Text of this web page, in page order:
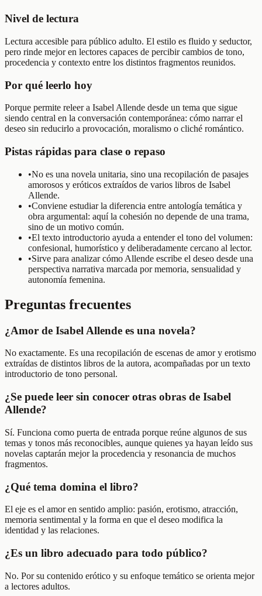
Nivel de lectura
Lectura accesible para público adulto. El estilo es fluido y seductor,
pero rinde mejor en lectores capaces de percibir cambios de tono,
procedencia y contexto entre los distintos fragmentos reunidos.
Por qué leerlo hoy
Porque permite releer a Isabel Allende desde un tema que sigue
siendo central en la conversación contemporánea: cómo narrar el
deseo sin reducirlo a provocación, moralismo o cliché romántico.
Pistas rápidas para clase o repaso
•No es una novela unitaria, sino una recopilación de pasajes
amorosos y eróticos extraídos de varios libros de Isabel
Allende.
•Conviene estudiar la diferencia entre antología temática y
obra argumental: aquí la cohesión no depende de una trama,
sino de un motivo común.
•El texto introductorio ayuda a entender el tono del volumen:
confesional, humorístico y deliberadamente cercano al lector.
•Sirve para analizar cómo Allende escribe el deseo desde una
perspectiva narrativa marcada por memoria, sensualidad y
autonomía femenina.
Preguntas frecuentes
¿Amor de Isabel Allende es una novela?
No exactamente. Es una recopilación de escenas de amor y erotismo
extraídas de distintos libros de la autora, acompañadas por un texto
introductorio de tono personal.
¿Se puede leer sin conocer otras obras de Isabel
Allende?
Sí. Funciona como puerta de entrada porque reúne algunos de sus
temas y tonos más reconocibles, aunque quienes ya hayan leído sus
novelas captarán mejor la procedencia y resonancia de muchos
fragmentos.
¿Qué tema domina el libro?
El eje es el amor en sentido amplio: pasión, erotismo, atracción,
memoria sentimental y la forma en que el deseo modifica la
identidad y las relaciones.
¿Es un libro adecuado para todo público?
No. Por su contenido erótico y su enfoque temático se orienta mejor
a lectores adultos.